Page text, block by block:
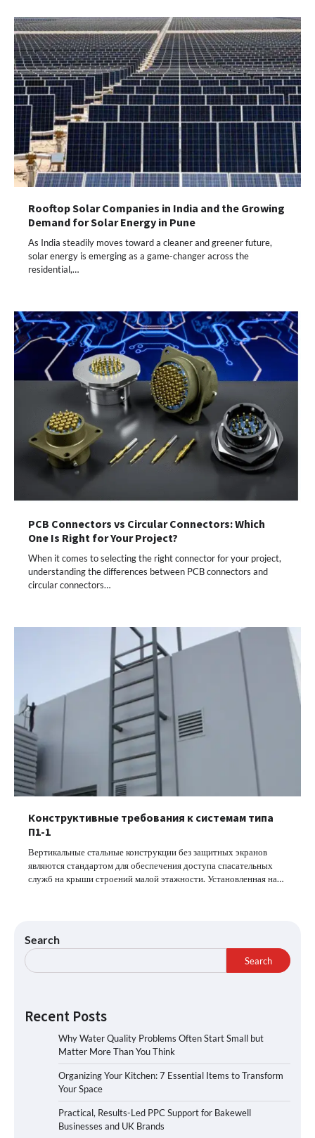
Rooftop Solar Companies in India and the Growing
Demand for Solar Energy in Pune
As India steadily moves toward a cleaner and greener future,
solar energy is emerging as a game-changer across the
residential,…
PCB Connectors vs Circular Connectors: Which
One Is Right for Your Project?
When it comes to selecting the right connector for your project,
understanding the differences between PCB connectors and
circular connectors…
Конструктивные требования к системам типа
П1-1
Вертикальные стальные конструкции без защитных экранов
являются стандартом для обеспечения доступа спасательных
служб на крыши строений малой этажности. Установленная на…
Search
Search
Recent Posts
Why Water Quality Problems Often Start Small but
Matter More Than You Think
Organizing Your Kitchen: 7 Essential Items to Transform
Your Space
Practical, Results-Led PPC Support for Bakewell
Businesses and UK Brands